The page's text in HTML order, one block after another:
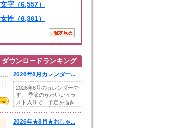
文字（6,557）
女性（6,381）
ダウンロードランキング
2026年8月カレンダー...
2026年8月のカレンダーで
す。 季節のかわいいイラ
スト入りで、予定を描き
2026年★8月★おしゃ...